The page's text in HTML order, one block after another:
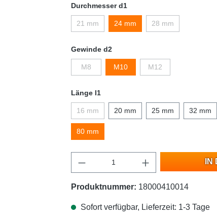
Durchmesser d1
21 mm 24 mm 28 mm
Gewinde d2
M8 M10 M12
Länge l1
16 mm 20 mm 25 mm 32 mm
80 mm
IN
Produktnummer: 18000410014
Sofort verfügbar, Lieferzeit: 1-3 Tage